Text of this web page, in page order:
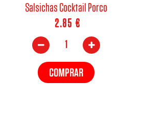
Salsichas Cocktail Porco
2.85 €
COMPRAR